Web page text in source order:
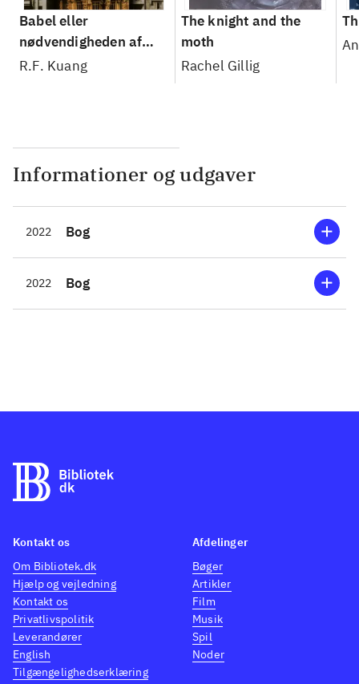
Babel eller
nødvendigheden af
vold : den hemmelige
R.F. Kuang
The knight and the
moth
Rachel Gillig
Informationer og udgaver
2022 Bog
2022 Bog
Kontakt os
Om Bibliotek.dk
Hjælp og vejledning
Kontakt os
Privatlivspolitik
Leverandører
English
Tilgængelighedserklæring
Afdelinger
Bøger
Artikler
Film
Musik
Spil
Noder